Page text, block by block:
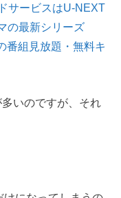
サービスはU-NEXT
の最新シリーズ
組見放題・無料キ
いのですが、それ